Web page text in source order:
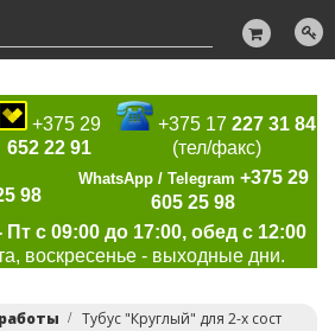
+375 29
652 22 91
+375 17227 31 84
(тел/факс)
98
WhatsApp / Telegram +375 29
605 25 98
Пт с 09:00 до 17:00, обед с 12:00
воскресенье - выходные дни.
Тубус "Круглый" для 2-х сост